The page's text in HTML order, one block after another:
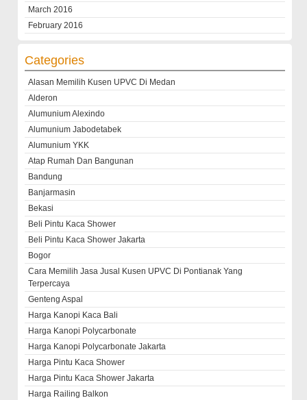
March 2016
February 2016
Categories
Alasan Memilih Kusen UPVC Di Medan
Alderon
Alumunium Alexindo
Alumunium Jabodetabek
Alumunium YKK
Atap Rumah Dan Bangunan
Bandung
Banjarmasin
Bekasi
Beli Pintu Kaca Shower
Beli Pintu Kaca Shower Jakarta
Bogor
Cara Memilih Jasa Jusal Kusen UPVC Di Pontianak Yang
Terpercaya
Genteng Aspal
Harga Kanopi Kaca Bali
Harga Kanopi Polycarbonate
Harga Kanopi Polycarbonate Jakarta
Harga Pintu Kaca Shower
Harga Pintu Kaca Shower Jakarta
Harga Railing Balkon